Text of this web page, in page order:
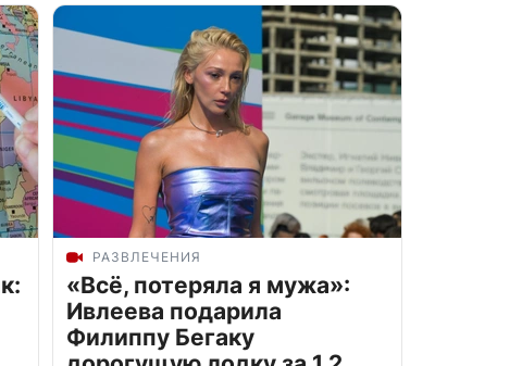
РАЗВЛЕЧЕНИЯ
«Всё, потеряла я мужа»:
Ивлеева подарила
Филиппу Бегаку